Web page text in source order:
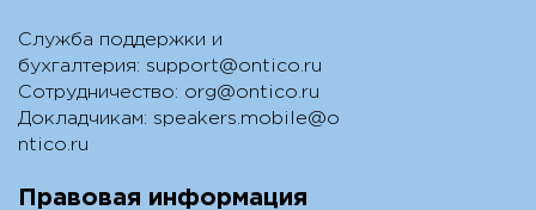
Служба поддержки и
бухгалтерия: support@ontico.ru
Сотрудничество: org@ontico.ru
Докладчикам: speakers.mobile@o
ntico.ru
Правовая информация